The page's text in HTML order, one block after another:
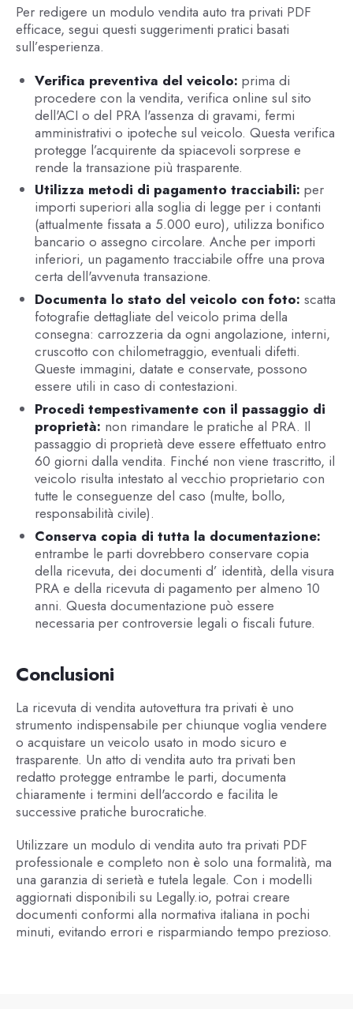
Per redigere un modulo vendita auto tra privati PDF
efficace, segui questi suggerimenti pratici basati
sull’esperienza.
Verifica preventiva del veicolo: prima di
procedere con la vendita, verifica online sul sito
dell'ACI o del PRA l'assenza di gravami, fermi
amministrativi o ipoteche sul veicolo. Questa verifica
protegge l’acquirente da spiacevoli sorprese e
rende la transazione più trasparente.
Utilizza metodi di pagamento tracciabili: per
importi superiori alla soglia di legge per i contanti
(attualmente fissata a 5.000 euro), utilizza bonifico
bancario o assegno circolare. Anche per importi
inferiori, un pagamento tracciabile offre una prova
certa dell'avvenuta transazione.
Documenta lo stato del veicolo con foto: scatta
fotografie dettagliate del veicolo prima della
consegna: carrozzeria da ogni angolazione, interni,
cruscotto con chilometraggio, eventuali difetti.
Queste immagini, datate e conservate, possono
essere utili in caso di contestazioni.
Procedi tempestivamente con il passaggio di
proprietà: non rimandare le pratiche al PRA. Il
passaggio di proprietà deve essere effettuato entro
60 giorni dalla vendita. Finché non viene trascritto, il
veicolo risulta intestato al vecchio proprietario con
tutte le conseguenze del caso (multe, bollo,
responsabilità civile).
Conserva copia di tutta la documentazione:
entrambe le parti dovrebbero conservare copia
della ricevuta, dei documenti d’ identità, della visura
PRA e della ricevuta di pagamento per almeno 10
anni. Questa documentazione può essere
necessaria per controversie legali o fiscali future.
Conclusioni
La ricevuta di vendita autovettura tra privati è uno
strumento indispensabile per chiunque voglia vendere
o acquistare un veicolo usato in modo sicuro e
trasparente. Un atto di vendita auto tra privati ben
redatto protegge entrambe le parti, documenta
chiaramente i termini dell'accordo e facilita le
successive pratiche burocratiche.
Utilizzare un modulo di vendita auto tra privati PDF
professionale e completo non è solo una formalità, ma
una garanzia di serietà e tutela legale. Con i modelli
aggiornati disponibili su Legally.io, potrai creare
documenti conformi alla normativa italiana in pochi
minuti, evitando errori e risparmiando tempo prezioso.